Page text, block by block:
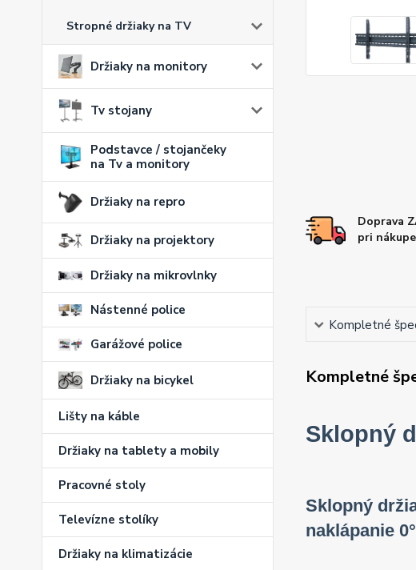
Stropné držiaky na TV
Držiaky na monitory
Tv stojany
Podstavce / stojančeky
na Tv a monitory
Držiaky na repro
Držiaky na projektory
Držiaky na mikrovlnky
Nástenné police
Garážové police
Držiaky na bicykel
Lišty na káble
Držiaky na tablety a mobily
Pracovné stoly
Televízne stolíky
Držiaky na klimatizácie
Doprava
pri
Kompletné
Kompletné
Sklopný
Sklopný
naklápanie